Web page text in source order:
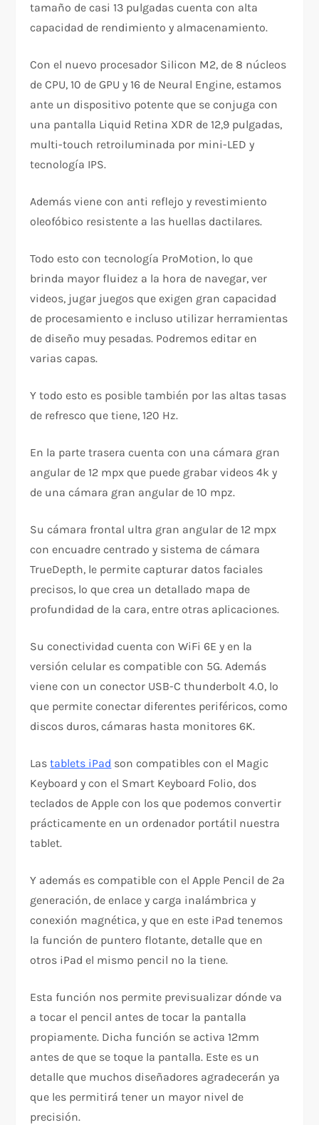
tamaño de casi 13 pulgadas cuenta con alta
capacidad de rendimiento y almacenamiento.
Con el nuevo procesador Silicon M2, de 8 núcleos
de CPU, 10 de GPU y 16 de Neural Engine, estamos
ante un dispositivo potente que se conjuga con
una pantalla Liquid Retina XDR de 12,9 pulgadas,
multi-touch retroiluminada por mini-LED y
tecnología IPS.
Además viene con anti reflejo y revestimiento
oleofóbico resistente a las huellas dactilares.
Todo esto con tecnología ProMotion, lo que
brinda mayor fluidez a la hora de navegar, ver
videos, jugar juegos que exigen gran capacidad
de procesamiento e incluso utilizar herramientas
de diseño muy pesadas. Podremos editar en
varias capas.
Y todo esto es posible también por las altas tasas
de refresco que tiene, 120 Hz.
En la parte trasera cuenta con una cámara gran
angular de 12 mpx que puede grabar videos 4k y
de una cámara gran angular de 10 mpz.
Su cámara frontal ultra gran angular de 12 mpx
con encuadre centrado y sistema de cámara
TrueDepth, le permite capturar datos faciales
precisos, lo que crea un detallado mapa de
profundidad de la cara, entre otras aplicaciones.
Su conectividad cuenta con WiFi 6E y en la
versión celular es compatible con 5G. Además
viene con un conector USB-C thunderbolt 4.0, lo
que permite conectar diferentes periféricos, como
discos duros, cámaras hasta monitores 6K.
Lastablets iPad son compatibles con el Magic
Keyboard y con el Smart Keyboard Folio, dos
teclados de Apple con los que podemos convertir
prácticamente en un ordenador portátil nuestra
tablet.
Y además es compatible con el Apple Pencil de 2a
generación, de enlace y carga inalámbrica y
conexión magnética, y que en este iPad tenemos
la función de puntero flotante, detalle que en
otros iPad el mismo pencil no la tiene.
Esta función nos permite previsualizar dónde va
a tocar el pencil antes de tocar la pantalla
propiamente. Dicha función se activa 12mm
antes de que se toque la pantalla. Este es un
detalle que muchos diseñadores agradecerán ya
que les permitirá tener un mayor nivel de
precisión.